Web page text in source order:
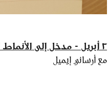
٣ أبريل - مدخل إلى الأنماط الهندسية
مع أرساني إيميل